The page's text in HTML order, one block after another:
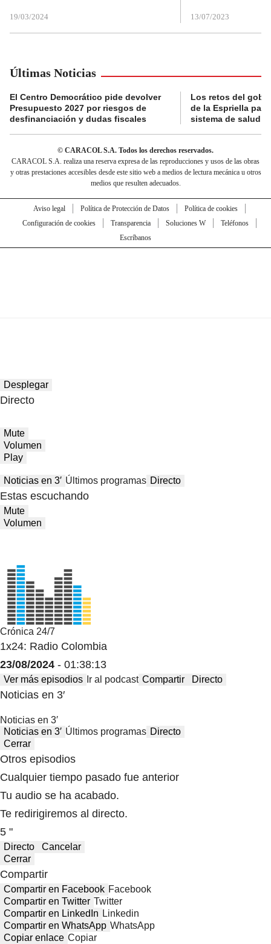
19/03/2024 13/07/2023
Últimas Noticias
El Centro Democrático pide devolver
Presupuesto 2027 por riesgos de
desfinanciación y dudas fiscales
Los retos del
de la Espriella
sistema de salud
© CARACOL S.A. Todos los derechos reservados.
CARACOL S.A. realiza una reserva expresa de las reproducciones y usos de las obras
y otras prestaciones accesibles desde este sitio web a medios de lectura mecánica u otros
medios que resulten adecuados.
Aviso legal Política de Protección de Datos
Política de cookies
Configuración de cookies
Transparencia Soluciones W
Teléfonos
Escríbanos
Desplegar
Directo
Mute
Volumen
Play
Noticias en 3′ Últimos programas Directo
Estas escuchando
Mute
Volumen
Crónica 24/7
1x24: Radio Colombia
23/08/2024 - 01:38:13
Ver más episodios Ir al podcast Compartir Directo
Noticias en 3′
Noticias en 3′
Noticias en 3′ Últimos programas Directo
Cerrar
Otros episodios
Cualquier tiempo pasado fue anterior
Tu audio se ha acabado.
Te redirigiremos al directo.
5 "
Directo
Cancelar
Cerrar
Compartir
Compartir en Facebook Facebook
Compartir en Twitter Twitter
Compartir en LinkedIn Linkedin
Compartir en WhatsApp WhatsApp
Copiar enlace Copiar